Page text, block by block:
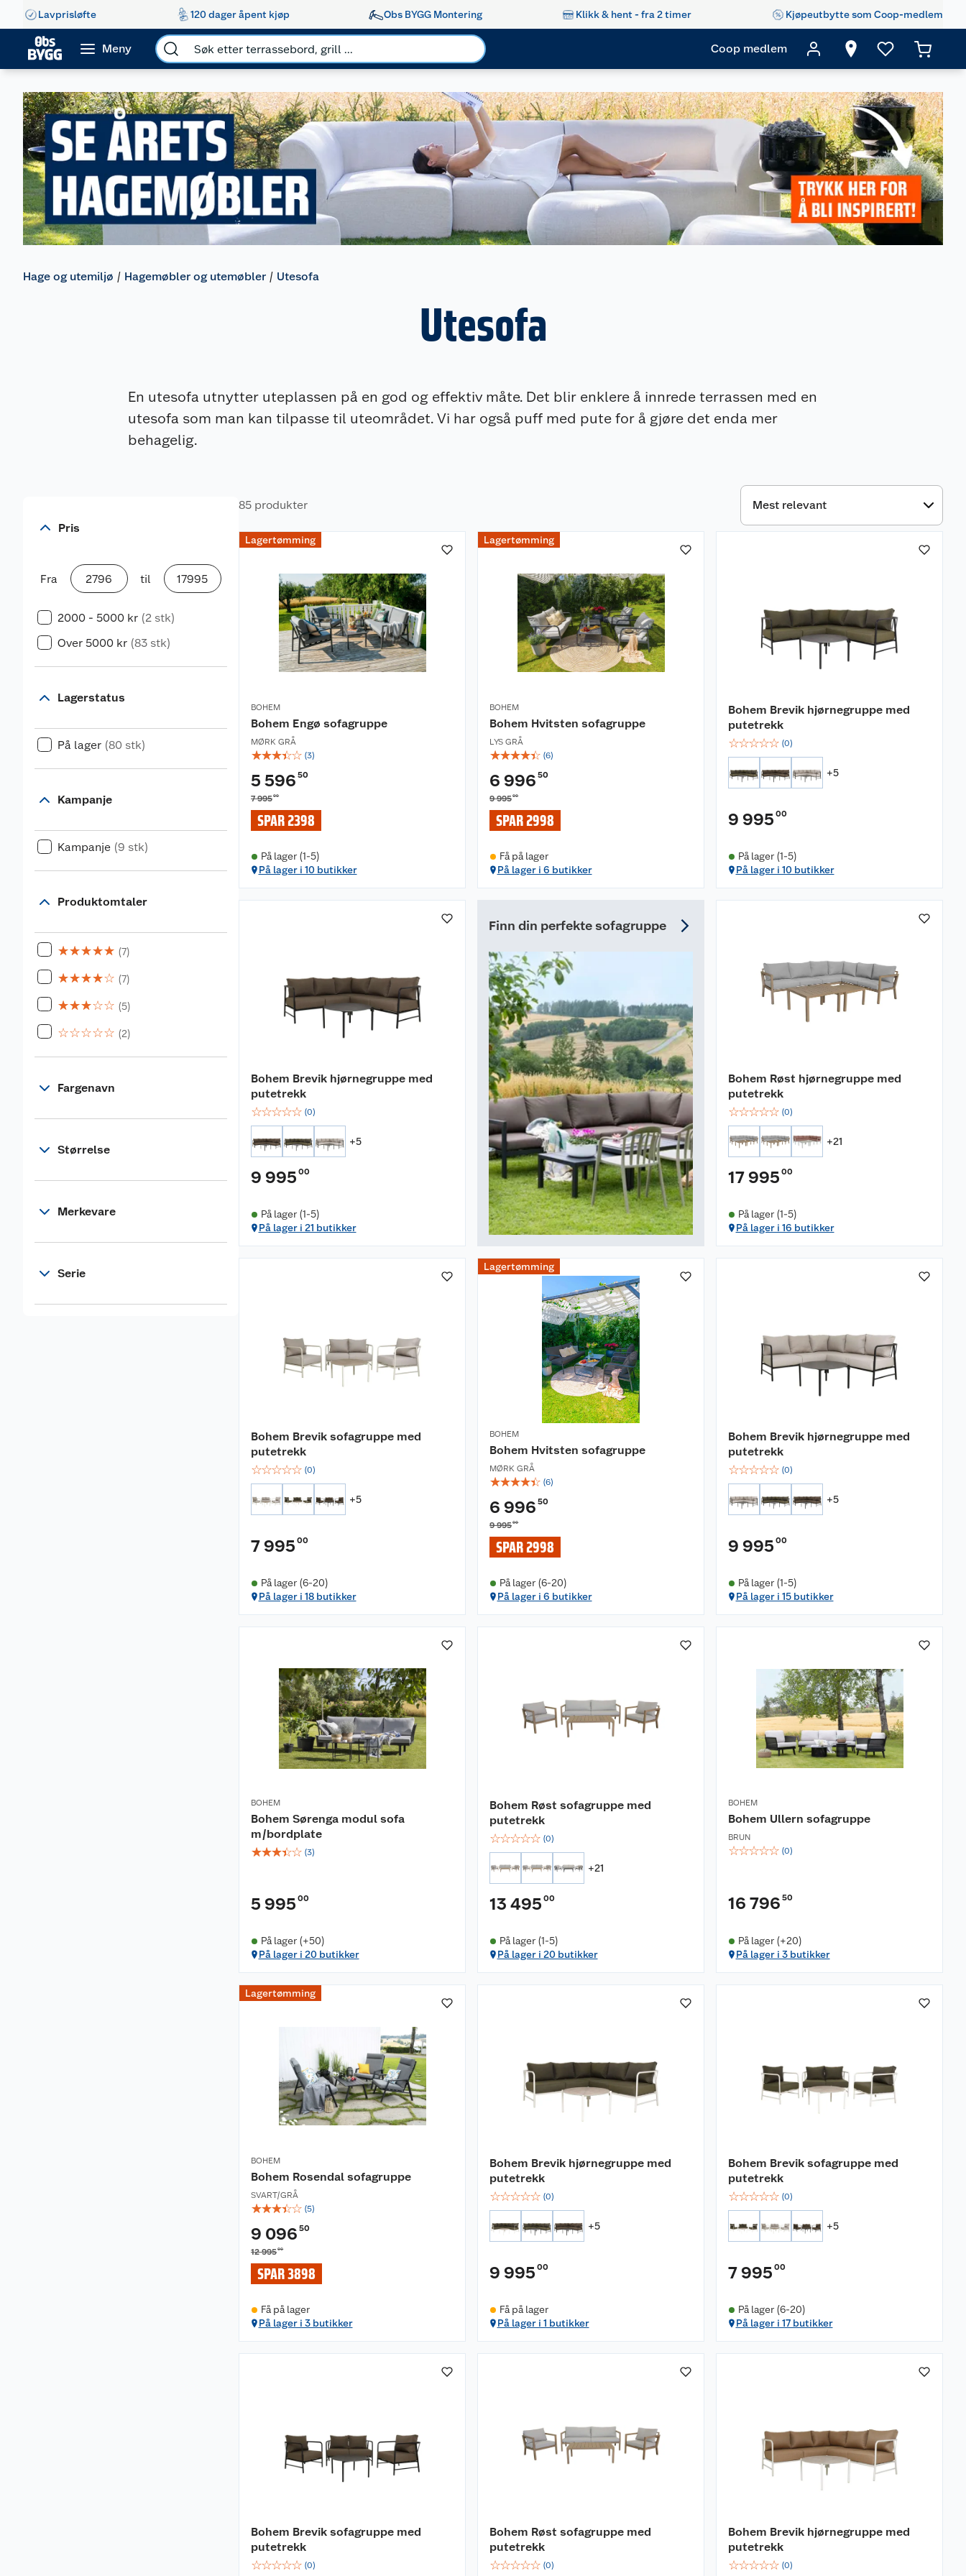
Lavprisløfte 120 dager åpent kjøp Obs BYGG Montering Klikk & hent - fra 2 timer Kjøpeutbytte som Coop-medlem
Meny Coop medlem
Hage og utemiljø Hagemøbler og utemøbler Utesofa
Utesofa
En utesofa utnytter uteplassen på en god og effektiv måte. Det blir enklere å innrede terrassen med en
utesofa som man kan tilpasse til uteområdet. Vi har også puff med pute for å gjøre det enda mer
behagelig.
Pris
Fra til
2000 - 5000 kr (2 stk)
Over 5000 kr (83 stk)
Lagerstatus
På lager (80 stk)
Kampanje
Kampanje (9 stk)
Produktomtaler
☆☆☆☆☆ (7)
☆☆☆☆☆ (7)
☆☆☆☆☆ (5)
☆☆☆☆☆ (2)
Fargenavn
Størrelse
Merkevare
Serie
85 produkter
Lagertømming
BOHEM
Bohem Engø sofagruppe
MØRK GRÅ
☆☆☆☆☆ (3)
5 596 50
7 99500
SPAR 2398
På lager (1-5)
På lager i 10 butikker
Lagertømming
BOHEM
Bohem Hvitsten sofagruppe
LYS GRÅ
☆☆☆☆☆ (6)
6 996 50
9 99500
SPAR 2998
Få på lager
På lager i 6 butikker
Bohem Brevik hjørnegruppe med
putetrekk
☆☆☆☆☆ (0)
+5
9 995 00
På lager (1-5)
På lager i 10 butikker
Bohem Brevik hjørnegruppe med
putetrekk
☆☆☆☆☆ (0)
+5
9 995 00
På lager (1-5)
På lager i 21 butikker
Finn din perfekte sofagruppe
Bohem Røst hjørnegruppe med
putetrekk
☆☆☆☆☆ (0)
+21
17 995 00
På lager (1-5)
På lager i 16 butikker
Bohem Brevik sofagruppe med
putetrekk
☆☆☆☆☆ (0)
+5
7 995 00
På lager (6-20)
På lager i 18 butikker
Lagertømming
BOHEM
Bohem Hvitsten sofagruppe
MØRK GRÅ
☆☆☆☆☆ (6)
6 996 50
9 99500
SPAR 2998
På lager (6-20)
På lager i 6 butikker
Bohem Brevik hjørnegruppe med
putetrekk
☆☆☆☆☆ (0)
+5
9 995 00
På lager (1-5)
På lager i 15 butikker
BOHEM
Bohem Sørenga modul sofa
m/bordplate
☆☆☆☆☆ (3)
5 995 00
På lager (+50)
På lager i 20 butikker
Bohem Røst sofagruppe med
putetrekk
☆☆☆☆☆ (0)
+21
13 495 00
På lager (1-5)
På lager i 20 butikker
BOHEM
Bohem Ullern sofagruppe
BRUN
☆☆☆☆☆ (0)
16 796 50
På lager (+20)
På lager i 3 butikker
Lagertømming
BOHEM
Bohem Rosendal sofagruppe
SVART/GRÅ
☆☆☆☆☆ (5)
9 096 50
12 99500
SPAR 3898
Få på lager
På lager i 3 butikker
Bohem Brevik hjørnegruppe med
putetrekk
☆☆☆☆☆ (0)
+5
9 995 00
Få på lager
På lager i 1 butikker
Bohem Brevik sofagruppe med
putetrekk
☆☆☆☆☆ (0)
+5
7 995 00
På lager (6-20)
På lager i 17 butikker
Bohem Brevik sofagruppe med
putetrekk
☆☆☆☆☆ (0)
Bohem Røst sofagruppe med
putetrekk
☆☆☆☆☆ (0)
Bohem Brevik hjørnegruppe med
putetrekk
☆☆☆☆☆ (0)